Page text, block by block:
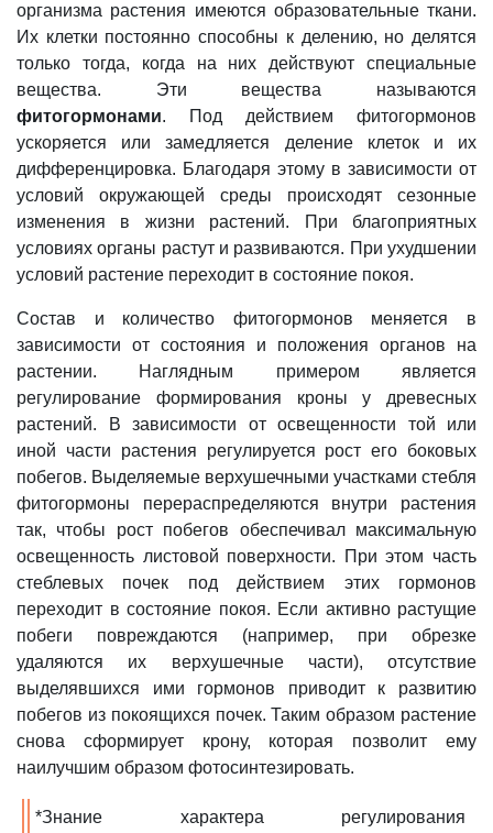
организма растения имеются образовательные ткани.
Их клетки постоянно способны к делению, но делятся
только тогда, когда на них действуют специальные
вещества. Эти вещества называются
фитогормонами. Под действием фитогормонов
ускоряется или замедляется деление клеток и их
дифференцировка. Благодаря этому в зависимости от
условий окружающей среды происходят сезонные
изменения в жизни растений. При благоприятных
условиях органы растут и развиваются. При ухудшении
условий растение переходит в состояние покоя.
Состав и количество фитогормонов меняется в
зависимости от состояния и положения органов на
растении. Наглядным примером является
регулирование формирования кроны у древесных
растений. В зависимости от освещенности той или
иной части растения регулируется рост его боковых
побегов. Выделяемые верхушечными участками стебля
фитогормоны перераспределяются внутри растения
так, чтобы рост побегов обеспечивал максимальную
освещенность листовой поверхности. При этом часть
стеблевых почек под действием этих гормонов
переходит в состояние покоя. Если активно растущие
побеги повреждаются (например, при обрезке
удаляются их верхушечные части), отсутствие
выделявшихся ими гормонов приводит к развитию
побегов из покоящихся почек. Таким образом растение
снова сформирует крону, которая позволит ему
наилучшим образом фотосинтезировать.
*Знание характера регулирования